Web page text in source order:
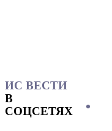
ИС ВЕСТИ
В
СОЦСЕТЯХ